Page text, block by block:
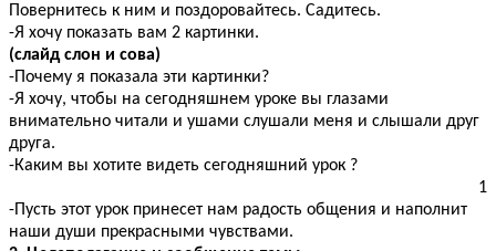
Повернитесь к ним и поздоровайтесь. Садитесь.
-Я хочу показать вам 2 картинки.
(слайд слон и сова)
-Почему я показала эти картинки?
-Я хочу, чтобы на сегодняшнем уроке вы глазами
внимательно читали и ушами слушали меня и слышали друг
друга.
-Каким вы хотите видеть сегодняшний урок ?
1
-Пусть этот урок принесет нам радость общения и наполнит
наши души прекрасными чувствами.